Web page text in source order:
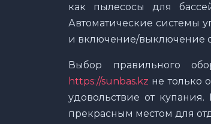
как пылесосы для
Автоматические системы
и включение/выключение
Выбор правильного
https://sunbas.kz не только
удовольствие от
прекрасным местом для